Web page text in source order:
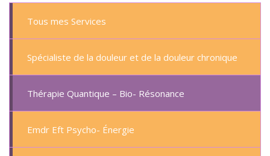
Tous mes Services
Spécialiste de la douleur et de la douleur chronique
Thérapie Quantique – Bio- Résonance
Emdr Eft Psycho- Énergie